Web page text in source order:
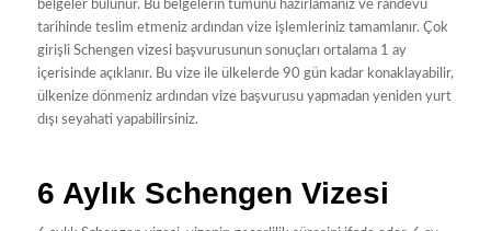
belgeler bulunur. Bu belgelerin tümünü hazırlamanız ve randevu
tarihinde teslim etmeniz ardından vize işlemleriniz tamamlanır. Çok
girişli Schengen vizesi başvurusunun sonuçları ortalama 1 ay
içerisinde açıklanır. Bu vize ile ülkelerde 90 gün kadar konaklayabilir,
ülkenize dönmeniz ardından vize başvurusu yapmadan yeniden yurt
dışı seyahati yapabilirsiniz.
6 Aylık Schengen Vizesi